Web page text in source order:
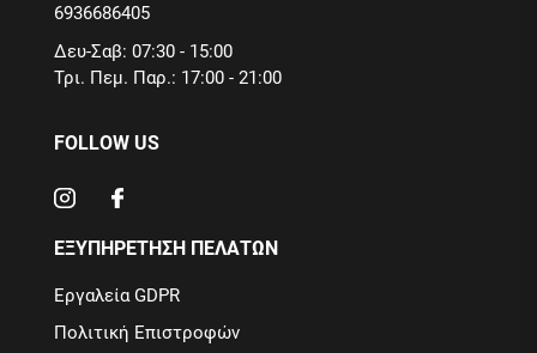
6936686405
Δευ-Σαβ: 07:30 - 15:00
Τρι. Πεμ. Παρ.: 17:00 - 21:00
FOLLOW US
ΕΞΥΠΗΡΕΤΗΣΗ ΠΕΛΑΤΩΝ
Εργαλεία GDPR
Πολιτική Επιστροφών